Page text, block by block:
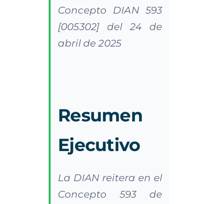
Concepto DIAN 593
[005302] del 24 de
abril de 2025
Resumen
Ejecutivo
La DIAN reitera en el
Concepto 593 de